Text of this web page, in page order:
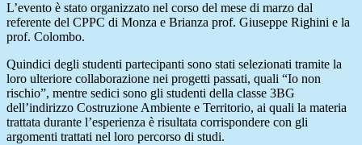
L’evento è stato organizzato nel corso del mese di marzo dal
referente del CPPC di Monza e Brianza prof. Giuseppe Righini e la
prof. Colombo.
Quindici degli studenti partecipanti sono stati selezionati tramite la
loro ulteriore collaborazione nei progetti passati, quali “Io non
rischio”, mentre sedici sono gli studenti della classe 3BG
dell’indirizzo Costruzione Ambiente e Territorio, ai quali la materia
trattata durante l’esperienza è risultata corrispondere con gli
argomenti trattati nel loro percorso di studi.